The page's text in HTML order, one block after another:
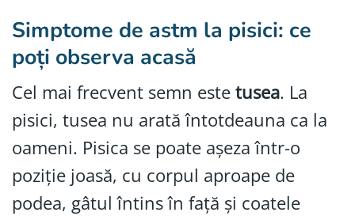
Simptome de astm la pisici: ce
poți observa acasă
Cel mai frecvent semn estetusea. La
pisici, tusea nu arată întotdeauna ca la
oameni. Pisica se poate așeza într-o
poziție joasă, cu corpul aproape de
podea, gâtul întins în față și coatele